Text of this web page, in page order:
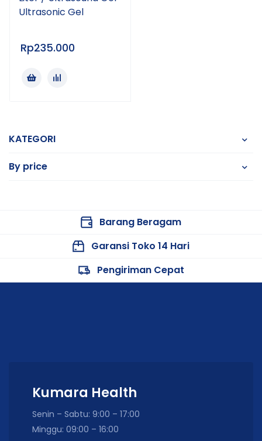
KATEGORI
By price
Ultrasonic Gel
Rp235.000
Barang Beragam
Garansi Toko 14 Hari
Pengiriman Cepat
Kumara Health
Senin – Sabtu: 9:00 – 17:00
Minggu: 09:00 – 16:00